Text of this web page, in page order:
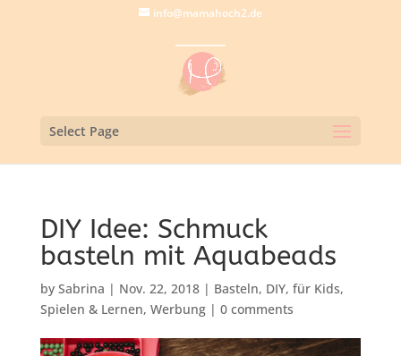
info@mamahoch2.de
Select Page
DIY Idee: Schmuck
basteln mit Aquabeads
by Sabrina | Nov. 22, 2018| Basteln, DIY, für Kids,
Spielen & Lernen, Werbung| 0 comments